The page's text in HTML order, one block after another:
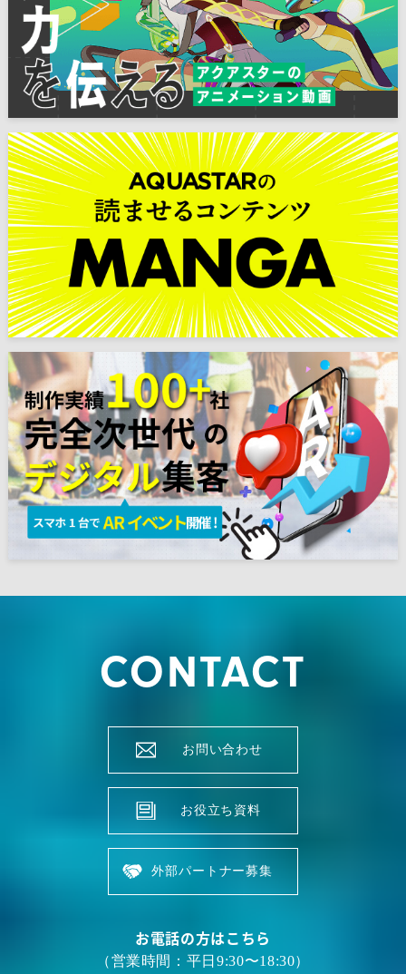
CONTACT
お問い合わせ
お役立ち資料
外部パートナー募集
お電話の方はこちら
（営業時間：平日9:30〜18:30）